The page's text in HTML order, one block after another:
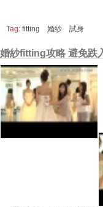
Tag: fitting 婚紗 試身
婚紗fitting攻略 避免跌